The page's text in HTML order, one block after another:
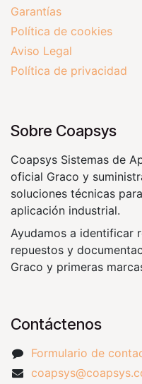
Garantías
Política de cookies
Aviso Legal
Política de privacidad
Sobre Coapsys
Coapsys Sistemas de
oficial Graco y
soluciones técnicas
aplicación industrial.
Ayudamos a identificar
repuestos y
Graco y primeras
Contáctenos
Formulario de